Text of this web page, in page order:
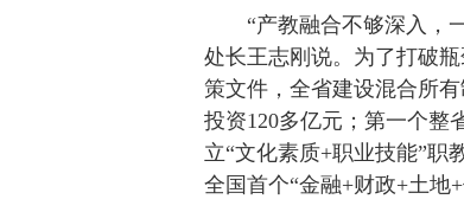
“产教融合不够深入，
处长王志刚说。为了打破
策文件，全省建设混合所
投资120多亿元；第一个整
立“文化素质+职业技能”职
全国首个“金融+财政+土